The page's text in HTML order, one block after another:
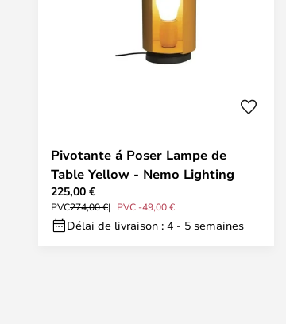
Pivotante á Poser Lampe de
Table Yellow - Nemo Lighting
225,00 €
PVC274,00 € PVC -49,00 €
Délai de livraison : 4 - 5 semaines